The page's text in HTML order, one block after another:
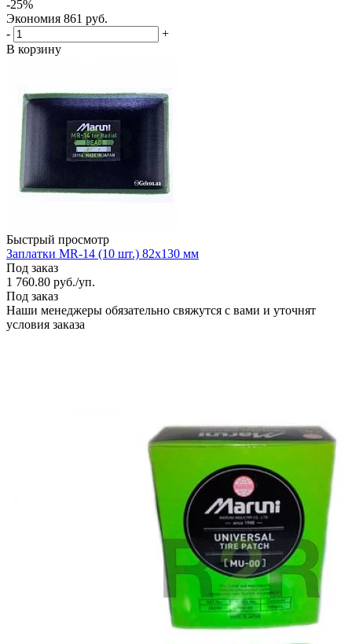
-25%
Экономия 861 руб.
-
+
В корзину
Быстрый просмотр
Заплатки MR-14 (10 шт.) 82х130 мм
Под заказ
1 760.80 руб./уп.
Под заказ
Наши менеджеры обязательно свяжутся с вами и уточнят
условия заказа